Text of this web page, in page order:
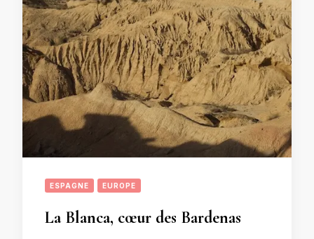
ESPAGNE EUROPE
La Blanca, cœur des Bardenas